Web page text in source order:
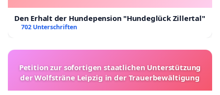
Den Erhalt der Hundepension "Hundeglück Zillertal"
702 Unterschriften
Petition zur sofortigen staatlichen Unterstützung
der Wolfsträne Leipzig in der Trauerbewältigung